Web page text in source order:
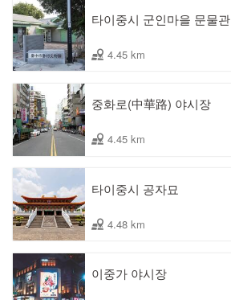
타이중시 군인마을 문물관
4.45 km
중화로(中華路) 야시장
4.45 km
타이중시 공자묘
4.48 km
이중가 야시장